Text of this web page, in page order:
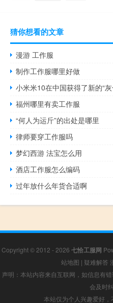
猜你想看的文章
漫游 工作服
制作工作服哪里好做
小米米10在中国获得了新的“灰
福州哪里有卖工作服
“何人为运斤”的出处是哪里
律师要穿工作服吗
梦幻西游 法宝怎么用
酒店工作服怎么编码
过年放什么年货合适啊
Copyright © 2012 - 2026 七恰工服网
站地图 | 疑难解答
声明：本站内容来自互联网，如信息有
会及时
本站仅为个人兴趣爱好